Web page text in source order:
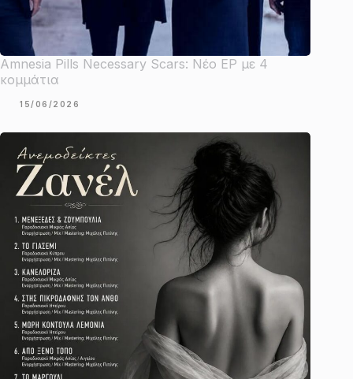
Amnesia Pills Necessary Scars: Νέο EP με 4
κομμάτια
15/06/2026